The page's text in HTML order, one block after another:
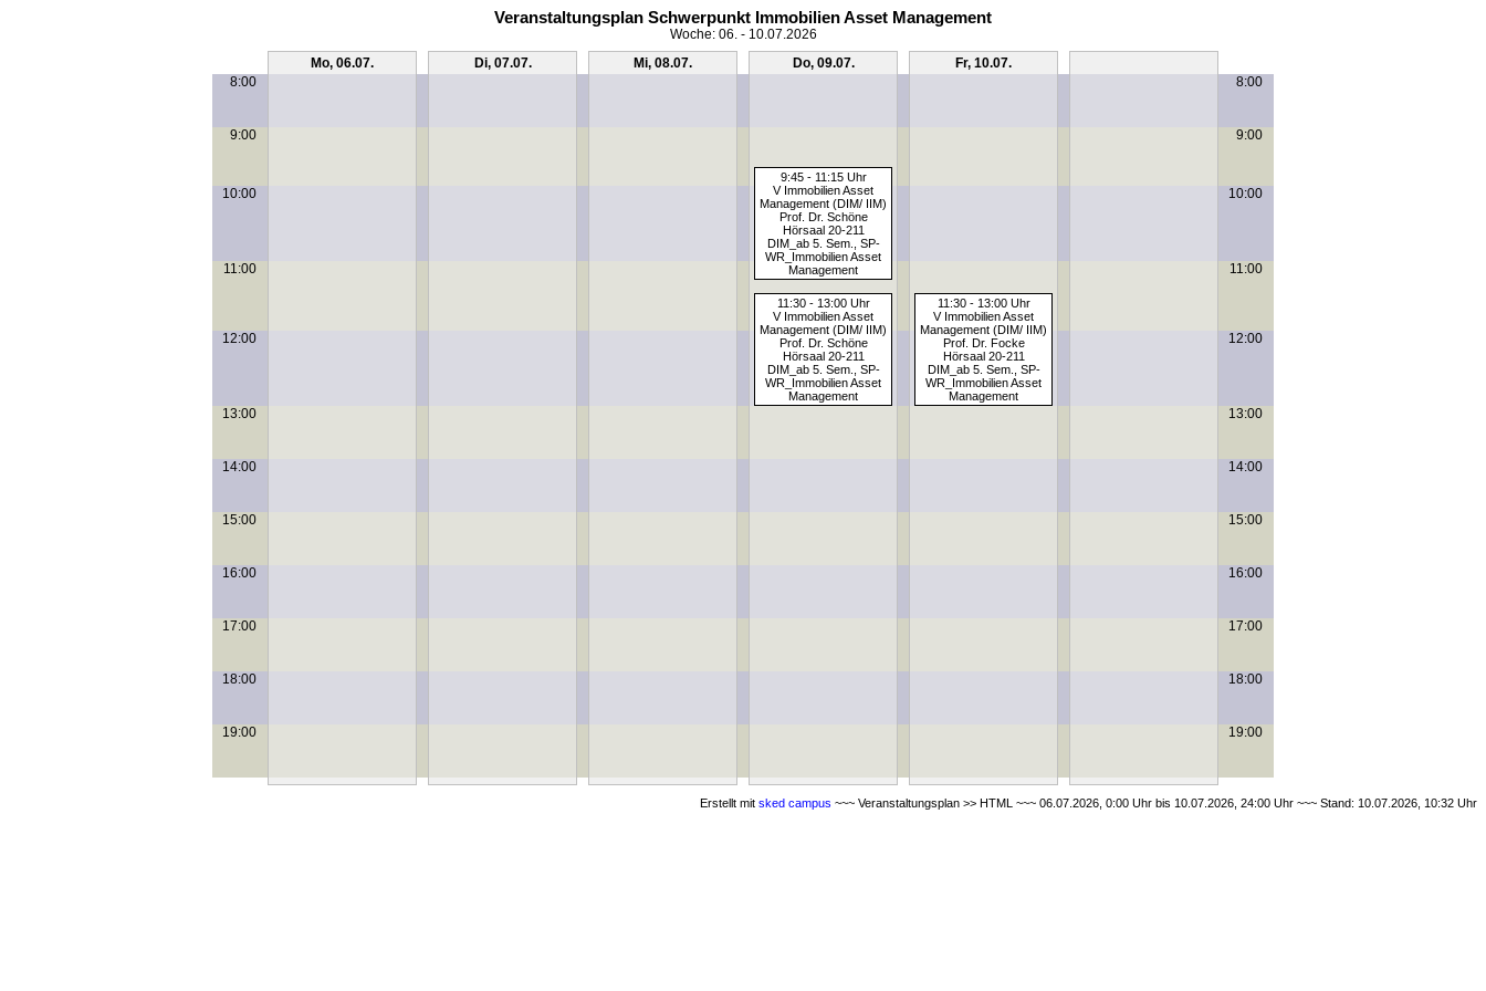
Veranstaltungsplan Schwerpunkt Immobilien Asset Management
Woche: 06. - 10.07.2026
Mo, 06.07.
Di, 07.07. Mi, 08.07. Do, 09.07. Fr, 10.07.
8:00
8:00
9:00 9:00
9:45 - 11:15 Uhr
V Immobilien Asset
Management (DIM/ IIM)
Prof. Dr. Schöne
Hörsaal 20-211
DIM_ab 5. Sem., SP-
WR_Immobilien Asset
Management
10:00 10:00
11:00 11:00
11:30 - 13:00 Uhr
V Immobilien Asset
Management (DIM/ IIM)
Prof. Dr. Schöne
Hörsaal 20-211
DIM_ab 5. Sem., SP-
WR_Immobilien Asset
Management
11:30 - 13:00 Uhr
V Immobilien Asset
Management (DIM/ IIM)
Prof. Dr. Focke
Hörsaal 20-211
DIM_ab 5. Sem., SP-
WR_Immobilien Asset
Management
12:00 12:00
13:00 13:00
14:00 14:00
15:00 15:00
16:00 16:00
17:00 17:00
18:00 18:00
19:00 19:00
Erstellt mit sked campus ~~~ Veranstaltungsplan >> HTML ~~~ 06.07.2026, 0:00 Uhr bis 10.07.2026, 24:00 Uhr ~~~ Stand: 10.07.2026, 10:32 Uhr